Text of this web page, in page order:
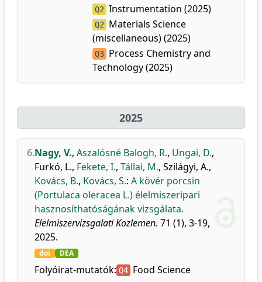
Q2 Instrumentation (2025)
Q2
Materials Science
(miscellaneous) (2025)
Q3 Process Chemistry and
Technology (2025)
2025
6.Nagy, V., Aszalósné Balogh, R., Ungai, D.,
Furkó, L., Fekete, I., Tállai, M., Szilágyi, A.,
Kovács, B., Kovács, S.: A kövér porcsin
(Portulaca oleracea L.) élelmiszeripari
hasznosíthatóságának vizsgálata.
Elelmiszervizsgalati Kozlemen. 71 (1), 3-19,
2025.
doi DEA
Folyóirat-mutatók: Q4 Food Science